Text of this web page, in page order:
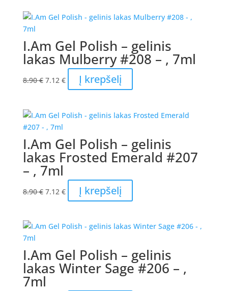
8.90 €.7.12 €.
I.Am Gel Polish – gelinis
lakas Mulberry #208 – , 7ml
8.90€ Original
8.90 €.
7.12 €Current
price
7.12 €.
Į krepšelį
I.Am Gel Polish – gelinis
lakas Frosted Emerald #207
– , 7ml
8.90€ Original
8.90 €.
7.12 €Current
price
7.12 €.
Į krepšelį
I.Am Gel Polish – gelinis
lakas Winter Sage #206 – ,
7ml